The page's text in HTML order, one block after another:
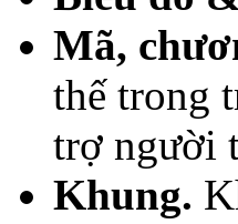
Mã,
thế trong
trợ người
Khung.